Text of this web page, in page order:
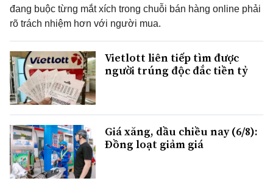
đang buộc từng mắt xích trong chuỗi bán hàng online phải
rõ trách nhiệm hơn với người mua.
Vietlott liên tiếp tìm được
người trúng độc đắc tiền tỷ
Giá xăng, dầu chiều nay (6/8):
Đồng loạt giảm giá